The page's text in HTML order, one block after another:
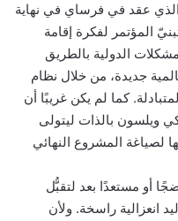
عقد في فرساي في نهاية
المؤتمر لفكرة إقامة
الدولية بالطريق
جديدة، من خلال نظام
كما لم يكن غريبًا أن
ويلسون بالذات ليتولى
لصياغة المشروع النهائي
أو مستعدًا بعد لتقبُّل
انعزالية راسخة. ولأن